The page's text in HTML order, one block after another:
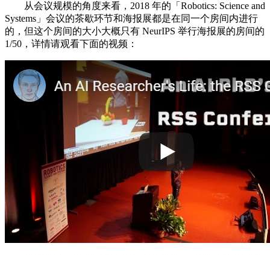
从会议规模的角度来看，2018 年的「Robotics: Science and
Systems」会议的茶歇环节和海报展都是在同一个房间内进行
的，但这个房间的大小大概只有 NeurIPS 举行海报展的房间的
1/50，详情请观看下面的视频：